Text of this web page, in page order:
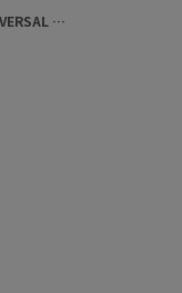
SUIT SQUARE／UNIVERSAL LANGUAGE